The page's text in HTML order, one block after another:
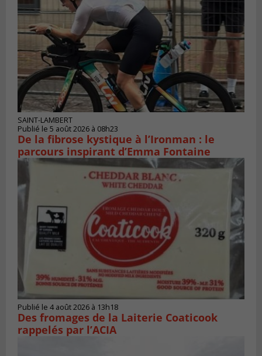
SAINT-LAMBERT
Publié le 5 août 2026 à 08h23
De la fibrose kystique à l’Ironman : le
parcours inspirant d’Emma Fontaine
Publié le 4 août 2026 à 13h18
Des fromages de la Laiterie Coaticook
rappelés par l’ACIA